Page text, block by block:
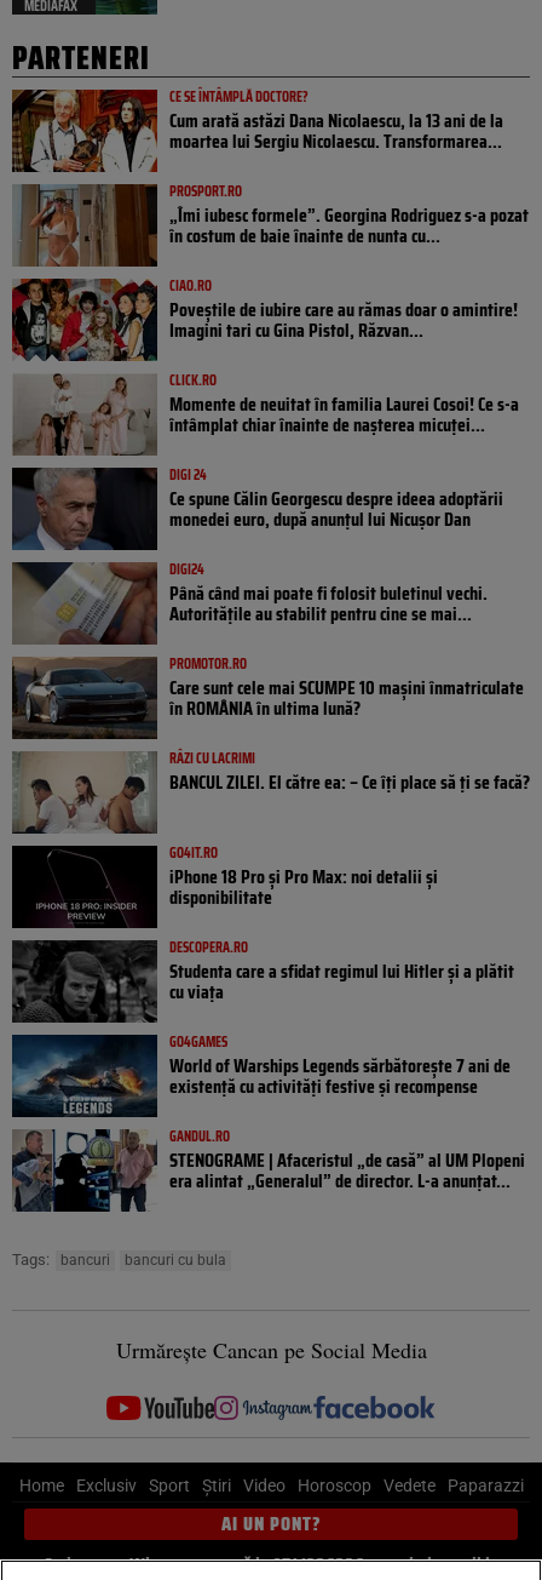
MEDIAFAX
PARTENERI
CE SE ÎNTÂMPLĂ DOCTORE?
Cum arată astăzi Dana Nicolaescu, la 13 ani de la
moartea lui Sergiu Nicolaescu. Transformarea...
PROSPORT.RO
„Îmi iubesc formele”. Georgina Rodriguez s-a pozat
în costum de baie înainte de nunta cu...
CIAO.RO
Poveştile de iubire care au rămas doar o amintire!
Imagini tari cu Gina Pistol, Răzvan...
CLICK.RO
Momente de neuitat în familia Laurei Cosoi! Ce s-a
întâmplat chiar înainte de nașterea micuței...
DIGI 24
Ce spune Călin Georgescu despre ideea adoptării
monedei euro, după anunțul lui Nicușor Dan
DIGI24
Până când mai poate fi folosit buletinul vechi.
Autoritățile au stabilit pentru cine se mai...
PROMOTOR.RO
Care sunt cele mai SCUMPE 10 mașini înmatriculate
în ROMÂNIA în ultima lună?
RÂZI CU LACRIMI
BANCUL ZILEI. El către ea: – Ce îți place să ți se facă?
GO4IT.RO
iPhone 18 Pro și Pro Max: noi detalii și
disponibilitate
DESCOPERA.RO
Studenta care a sfidat regimul lui Hitler și a plătit
cu viața
GO4GAMES
World of Warships Legends sărbătorește 7 ani de
existență cu activități festive și recompense
GANDUL.RO
STENOGRAME | Afaceristul „de casă” al UM Plopeni
era alintat „Generalul” de director. L-a anunțat...
Tags: bancuri bancuri cu bula
Urmărește Cancan pe Social Media
Home Exclusiv Sport Știri Video Horoscop Vedete Paparazzi
AI UN PONT?
Scrie-ne pe Whatsapp, sună la 0741226226 sau trimite mail la